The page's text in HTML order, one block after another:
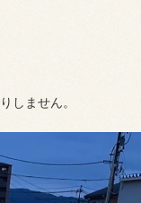
しません。